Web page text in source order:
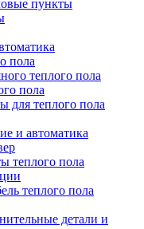
пункты
пола
теплого пола
пола
для теплого пола
и автоматика
теплого пола
теплого пола
детали и